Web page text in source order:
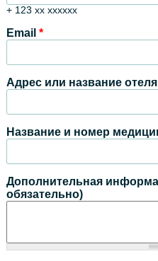
+ 123 xx xxxxxx
Email *
Адрес или название отеля
Название и номер
Дополнительная
обязательно)